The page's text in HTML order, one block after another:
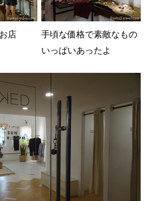
店
手頃な価格で素敵なもの
いっぱいあったよ